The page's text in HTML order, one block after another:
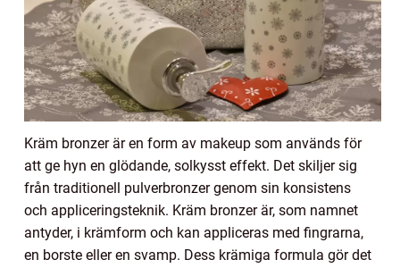
Kräm bronzer är en form av makeup som används för
att ge hyn en glödande, solkysst effekt. Det skiljer sig
från traditionell pulverbronzer genom sin konsistens
och appliceringsteknik. Kräm bronzer är, som namnet
antyder, i krämform och kan appliceras med fingrarna,
en borste eller en svamp. Dess krämiga formula gör det